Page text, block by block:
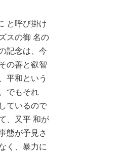
と呼び掛け
スの御 名の
記念は、今
の善と叡智
平和という
でもそれ
ているので
、又平 和が
態が予見さ
く、暴力に